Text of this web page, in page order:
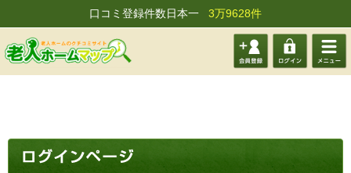
口コミ登録件数日本一 3万9628件
会員登 ログイ メニュ